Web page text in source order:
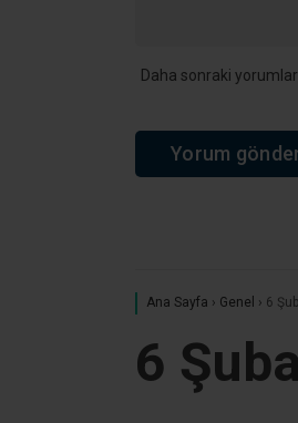
Daha sonraki
Ana Sayfa › Genel › 6
6